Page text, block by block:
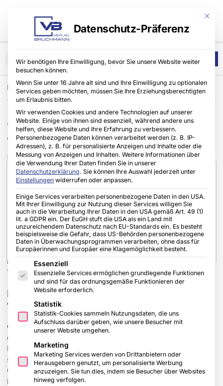
Home Lifestyle,Stiebel Eltron GmbH & Co. KG
Gradgenaue und effiziente
Warmwasserbereitung
UNION.NRW 07.11.2025 Keine Kommentare
Platzsparendes Untertischgerät: Der Kleinspeicher SNU Plus
von Stiebel Eltron.
Passende Geräte für zuverlässigen
Warmwasser-Komfort in der Küche
Ob kochen, spülen oder Händewaschen – warmes Wasser ist in
der Küche unverzichtbar und soll ohne Verzögerung und
Energieverluste zur Verfügung stehen. „Bei der Küchenplanung
sollte deswegen ein besonderes Augenmerk auf die passenden
Geräte gelegt werden“, weiß Burkhard Max vom
Haustechnikhersteller Stiebel Eltron. „Je nach Bedarf ist ein
Mit
Datenschutz-Präferenz
Wir benötigen Ihre Einwilligung, bevor Sie unsere Website weiter
besuchen können.
Wenn Sie unter 16 Jahre alt sind und Ihre Einwilligung zu optionalen
Services geben möchten, müssen Sie Ihre Erziehungsberechtigten
um Erlaubnis bitten.
Wir verwenden Cookies und andere Technologien auf unserer
Website. Einige von ihnen sind essenziell, während andere uns
helfen, diese Website und Ihre Erfahrung zu verbessern.
Personenbezogene Daten können verarbeitet werden (z. B. IP-
Adressen), z. B. für personalisierte Anzeigen und Inhalte oder die
Messung von Anzeigen und Inhalten. Weitere Informationen über
die Verwendung Ihrer Daten finden Sie in unserer
Datenschutzerklärung. Sie können Ihre Auswahl jederzeit unter
Einstellungen widerrufen oder anpassen.
Einige Services verarbeiten personenbezogene Daten in den USA.
Mit Ihrer Einwilligung zur Nutzung dieser Services willigen Sie
auch in die Verarbeitung Ihrer Daten in den USA gemäß Art. 49 (1)
lit. a GDPR ein. Der EuGH stuft die USA als ein Land mit
unzureichendem Datenschutz nach EU-Standards ein. Es besteht
beispielsweise die Gefahr, dass US-Behörden personenbezogene
Daten in Überwachungsprogrammen verarbeiten, ohne dass für
Europäerinnen und Europäer eine Klagemöglichkeit besteht.
Es folgt eine Liste der Service-Gruppen, für die eine
Essenziell
Essenzielle Services ermöglichen grundlegende Funktionen
und sind für das ordnungsgemäße Funktionieren der
Website erforderlich.
Statistik
Statistik-Cookies sammeln Nutzungsdaten, die uns
Aufschluss darüber geben, wie unsere Besucher mit
unserer Website umgehen.
Marketing
Marketing Services werden von Drittanbietern oder
Herausgebern genutzt, um personalisierte Werbung
anzuzeigen. Sie tun dies, indem sie Besucher über Websites
hinweg verfolgen.